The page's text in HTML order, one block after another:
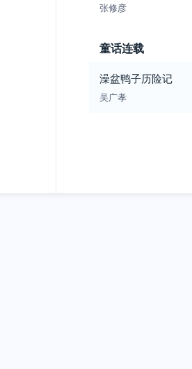
张修彦
童话连载
澡盆鸭子历险记
吴广孝